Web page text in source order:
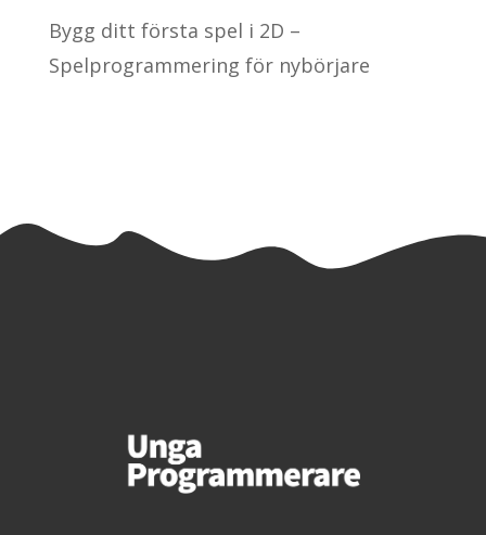
Bygg ditt första spel i 2D –
Spelprogrammering för nybörjare